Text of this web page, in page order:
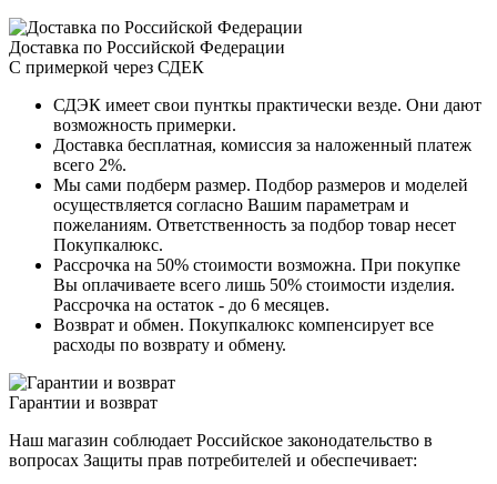
Доставка по Российской Федерации
С примеркой через СДЕК
СДЭК имеет свои пунткы практически везде. Они дают
возможность примерки.
Доставка бесплатная, комиссия за наложенный платеж
всего 2%.
Мы сами подберм размер. Подбор размеров и моделей
осуществляется согласно Вашим параметрам и
пожеланиям. Ответственность за подбор товар несет
Покупкалюкс.
Рассрочка на 50% стоимости возможна. При покупке
Вы оплачиваете всего лишь 50% стоимости изделия.
Рассрочка на остаток - до 6 месяцев.
Возврат и обмен. Покупкалюкс компенсирует все
расходы по возврату и обмену.
Гарантии и возврат
Наш магазин соблюдает Российское законодательство в
вопросах Защиты прав потребителей и обеспечивает: